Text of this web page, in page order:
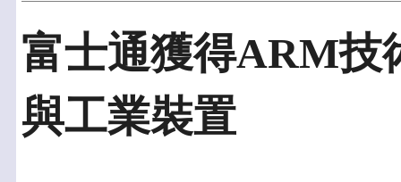
富士通獲得ARM技
與工業裝置